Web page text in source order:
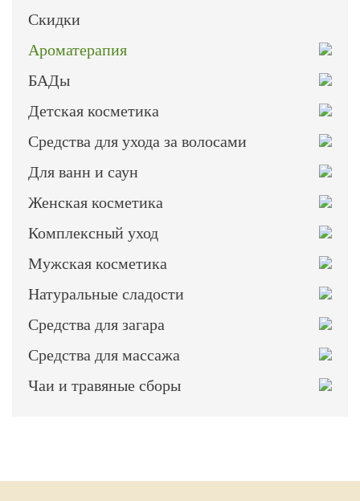
Скидки
Ароматерапия
БАДы
Детская косметика
Средства для ухода за волосами
Для ванн и саун
Женская косметика
Комплексный уход
Мужская косметика
Натуральные сладости
Средства для загара
Средства для массажа
Чаи и травяные сборы